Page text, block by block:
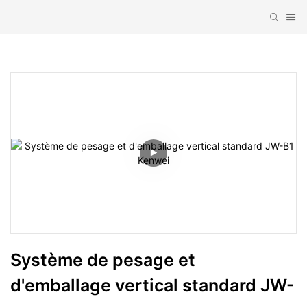
Système de pesage et
d'emballage vertical standard JW-